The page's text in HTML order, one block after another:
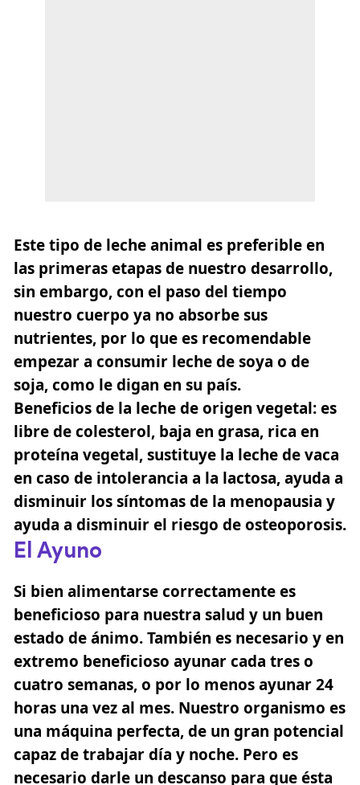
Este tipo de leche animal es preferible en
las primeras etapas de nuestro desarrollo,
sin embargo, con el paso del tiempo
nuestro cuerpo ya no absorbe sus
nutrientes, por lo que es recomendable
empezar a consumir leche de soya o de
soja, como le digan en su país.
Beneficios de la leche de origen vegetal: es
libre de colesterol, baja en grasa, rica en
proteína vegetal, sustituye la leche de vaca
en caso de intolerancia a la lactosa, ayuda a
disminuir los síntomas de la menopausia y
ayuda a disminuir el riesgo de osteoporosis.
El Ayuno
Si bien alimentarse correctamente es
beneficioso para nuestra salud y un buen
estado de ánimo. También es necesario y en
extremo beneficioso ayunar cada tres o
cuatro semanas, o por lo menos ayunar 24
horas una vez al mes. Nuestro organismo es
una máquina perfecta, de un gran potencial
capaz de trabajar día y noche. Pero es
necesario darle un descanso para que ésta